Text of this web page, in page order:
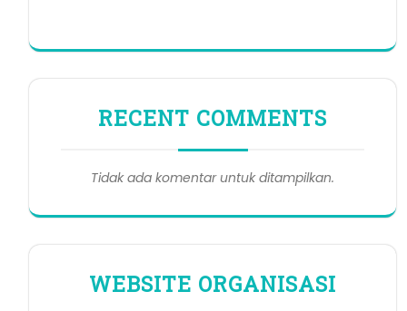
RECENT COMMENTS
Tidak ada komentar untuk ditampilkan.
WEBSITE ORGANISASI